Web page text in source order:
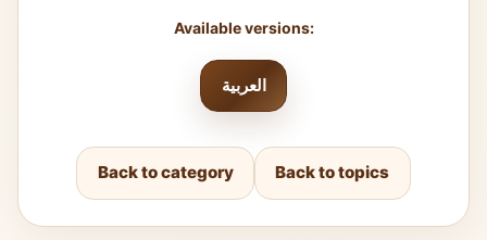
Available versions:
العربية
Back to category Back to topics